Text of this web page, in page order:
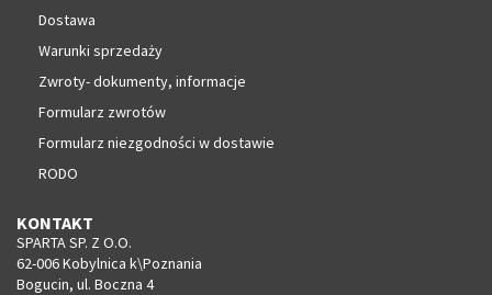
Dostawa
Warunki sprzedaży
Zwroty- dokumenty, informacje
Formularz zwrotów
Formularz niezgodności w dostawie
RODO
KONTAKT
SPARTA SP. Z O.O.
62-006 Kobylnica k\Poznania
Bogucin, ul. Boczna 4